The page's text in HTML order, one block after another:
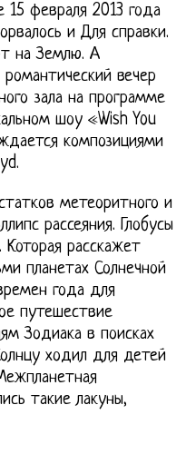
февраля 2013 года
и Для справки.
на Землю. А
вечер
зала на программе
шоу «Wish You
композициями
метеоритного и
рассеяния. Глобусы
расскажет
планетах Солнечной
года для
путешествие
Зодиака в поисках
ходил для детей
такие лакуны,